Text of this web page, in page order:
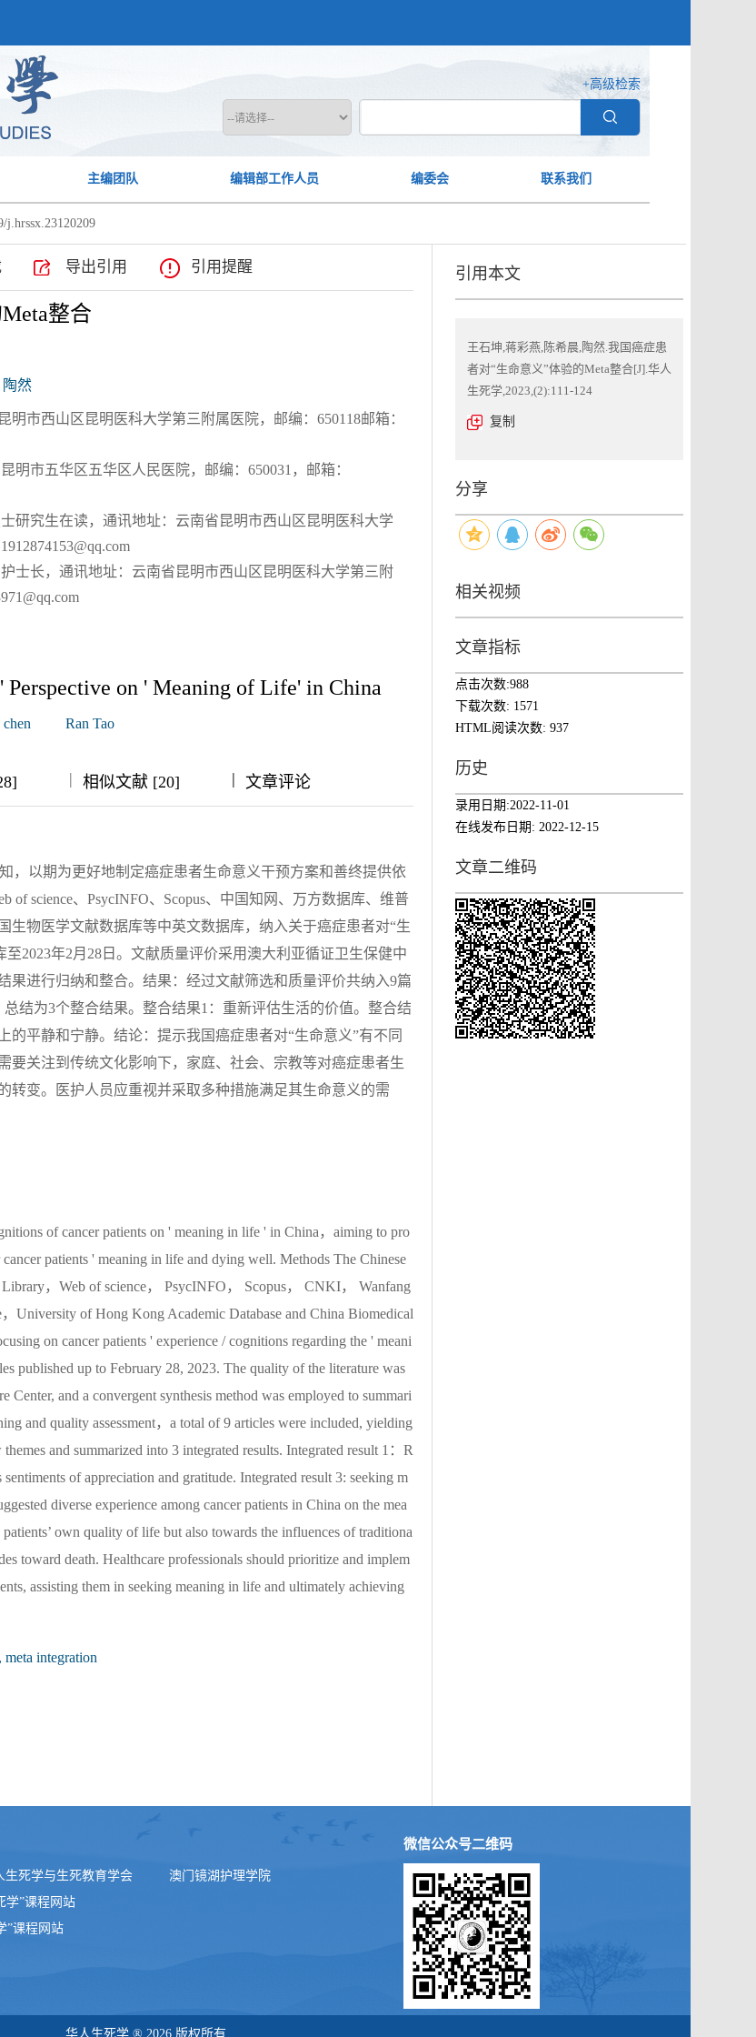
+高级检索
主编团队 编辑部工作人员 编委会 联系我们
j.hrssx.23120209
导出引用 引用提醒
整合
陶然
明市西山区昆明医科大学第三附属医院，邮编：650118邮箱：
明市五华区五华区人民医院，邮编：650031，邮箱：
研究生在读，通讯地址：云南省昆明市西山区昆明医科大学
士长，通讯地址：云南省昆明市西山区昆明医科大学第三附
on ' Meaning of Life' in China
Ran Tao
| 相似文献 [20] ||| 文章评论
，以期为更好地制定癌症患者生命意义干预方案和善终提供依
of science、PsycINFO、Scopus、中国知网、万方数据库、维普
生物医学文献数据库等中英文数据库，纳入关于癌症患者对“生
2023年2月28日。文献质量评价采用澳大利亚循证卫生保健中
果进行归纳和整合。结果：经过文献筛选和质量评价共纳入9篇
结为3个整合结果。整合结果1：重新评估生活的价值。整合结
平静和宁静。结论：提示我国癌症患者对“生命意义”有不同
要关注到传统文化影响下，家庭、社会、宗教等对癌症患者生
转变。医护人员应重视并采取多种措施满足其生命意义的需
of cancer patients on ' meaning in life ' in China，aiming to pro
patients ' meaning in life and dying well. Methods The Chinese
Library，Web of science， PsycINFO， Scopus， CNKI， Wanfang
University of Hong Kong Academic Database and China Biomedical
on cancer patients ' experience / cognitions regarding the ' meani
published up to February 28, 2023. The quality of the literature was
Center, and a convergent synthesis method was employed to summari
and quality assessment，a total of 9 articles were included, yielding
and summarized into 3 integrated results. Integrated result 1：R
of appreciation and gratitude. Integrated result 3: seeking m
diverse experience among cancer patients in China on the mea
own quality of life but also towards the influences of traditiona
toward death. Healthcare professionals should prioritize and implem
assisting them in seeking meaning in life and ultimately achieving
meta integration
引用本文
王石坤,蒋彩燕,陈希晨,陶然.我国癌症患
者对“生命意义”体验的Meta整合[J].华人
生死学,2023,(2):111-124
复制
分享
相关视频
文章指标
点击次数:988
下载次数: 1571
HTML阅读次数: 937
历史
录用日期:2022-11-01
在线发布日期: 2022-12-15
文章二维码
生死学与生死教育学会
澳门镜湖护理学院
学”课程网站
”课程网站
微信公众号二维码
华人生死学 ® 2026 版权所有